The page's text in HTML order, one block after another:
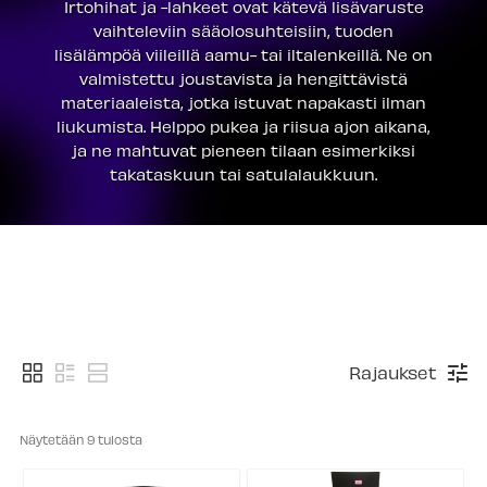
Irtohihat ja -lahkeet ovat kätevä lisävaruste
vaihteleviin sääolosuhteisiin, tuoden
lisälämpöä viileillä aamu- tai iltalenkeillä. Ne on
valmistettu joustavista ja hengittävistä
materiaaleista, jotka istuvat napakasti ilman
liukumista. Helppo pukea ja riisua ajon aikana,
ja ne mahtuvat pieneen tilaan esimerkiksi
takataskuun tai satulalaukkuun.
Rajaukset
Näytetään 9 tulosta